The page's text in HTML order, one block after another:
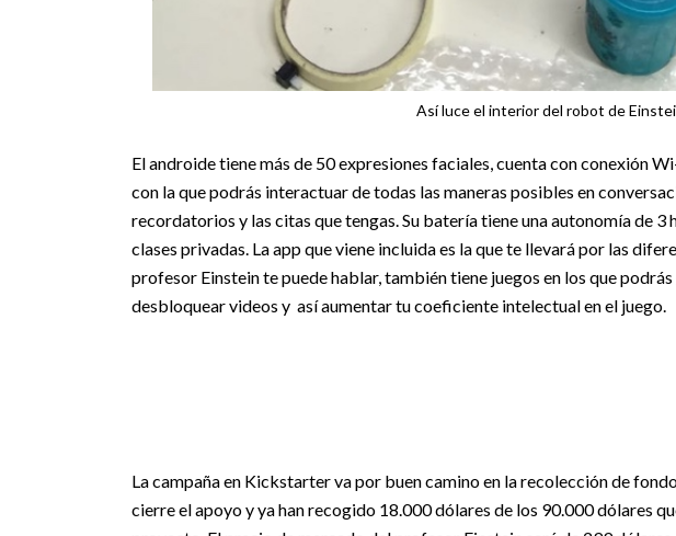
Así luce el interior del robot de
El androide tiene más de 50 expresiones faciales, cuenta con conexión
con la que podrás interactuar de todas las maneras posibles en
recordatorios y las citas que tengas. Su batería tiene una autonomía de 3
clases privadas. La app que viene incluida es la que te llevará por las
profesor Einstein te puede hablar, también tiene juegos en los que
desbloquear videos y así aumentar tu coeficiente intelectual en el juego.
La campaña en Kickstarter va por buen camino en la recolección de
cierre el apoyo y ya han recogido 18.000 dólares de los 90.000 dólares